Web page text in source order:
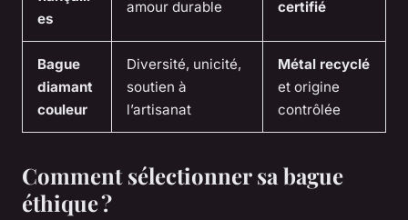
es
amour durable
certifié
Bague
diamant
couleur
Diversité, unicité,
soutien à
l’artisanat
Métal recyclé
et origine
contrôlée
Comment sélectionner sa bague
éthique ?